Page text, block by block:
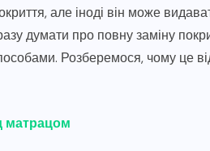
але іноді він може
думати про повну заміну
Розберемося, чому це
матрацом